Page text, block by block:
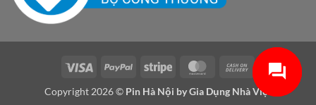
Visa PayPal Stripe MasterCardCash
On
Delivery
Copyright 2026 © Pin Hà Nội byGia Dụng Nhà Việt